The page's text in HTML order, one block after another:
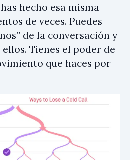
hecho esa misma
de veces. Puedes
de la conversación y
Tienes el poder de
que haces por